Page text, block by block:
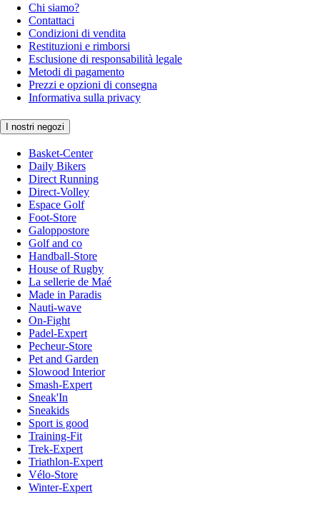
Chi siamo?
Contattaci
Condizioni di vendita
Restituzioni e rimborsi
Esclusione di responsabilità legale
Metodi di pagamento
Prezzi e opzioni di consegna
Informativa sulla privacy
I nostri negozi
Basket-Center
Daily Bikers
Direct Running
Direct-Volley
Espace Golf
Foot-Store
Galoppostore
Golf and co
Handball-Store
House of Rugby
La sellerie de Maé
Made in Paradis
Nauti-wave
On-Fight
Padel-Expert
Pecheur-Store
Pet and Garden
Slowood Interior
Smash-Expert
Sneak'In
Sneakids
Sport is good
Training-Fit
Trek-Expert
Triathlon-Expert
Vélo-Store
Winter-Expert